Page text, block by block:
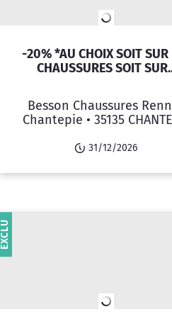
-20% *AU CHOIX SOIT SUR
CHAUSSURES SOIT
Besson Chaussures
Chantepie • 35135
31/12/2026
EXCLU